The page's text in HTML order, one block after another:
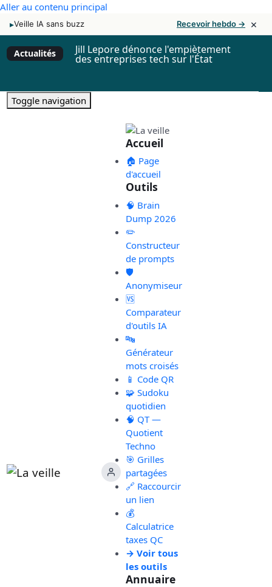
Aller au contenu principal
▸Veille IA sans buzz Recevoir hebdo → ×
Actualités Jill Lepore dénonce l'empiètement
des entreprises tech sur l'État
Toggle navigation
Accueil
🏠 Page
d'accueil
Outils
🧠 Brain
Dump 2026
✏️
Constructeur
de prompts
🛡️
Anonymiseur
🆚
Comparateur
d'outils IA
🔤
Générateur
mots croisés
📱 Code QR
🧩 Sudoku
quotidien
🧠 QT —
Quotient
Techno
🎯 Grilles
partagées
🔗 Raccourcir
un lien
💰
Calculatrice
taxes QC
→ Voir tous
les outils
Annuaire